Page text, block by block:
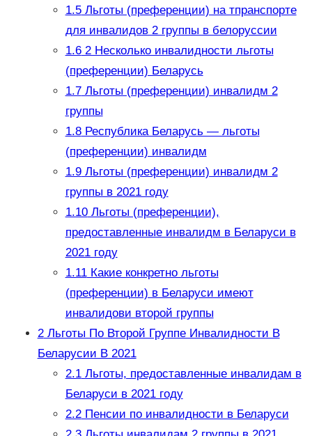
1.5Льготы (преференции) на тпранспорте
для инвалидов 2 группы в белоруссии
1.62 Несколько инвалидности льготы
(преференции) Беларусь
1.7Льготы (преференции) инвалидм 2
группы
1.8Республика Беларусь — льготы
(преференции) инвалидм
1.9Льготы (преференции) инвалидм 2
группы в 2021 году
1.10Льготы (преференции),
предоставленные инвалидм в Беларуси в
2021 году
1.11Какие конкретно льготы
(преференции) в Беларуси имеют
инвалидови второй группы
2Льготы По Второй Группе Инвалидности В
Беларусии В 2021
2.1Льготы, предоставленные инвалидам в
Беларуси в 2021 году
2.2Пенсии по инвалидности в Беларуси